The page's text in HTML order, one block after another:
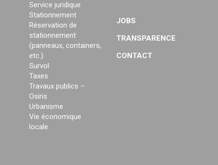
Service juridique
Stationnement
Réservation de
stationnement
(panneaux, containers,
etc.)
Survol
Taxes
Travaux publics –
Osiris
Urbanisme
Vie économique
locale
JOBS
TRANSPARENCE
CONTACT